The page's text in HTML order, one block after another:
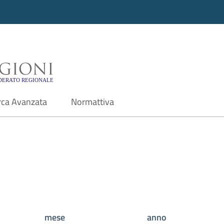
- Motore di ricerca
Avanzata Normattiva
mese anno